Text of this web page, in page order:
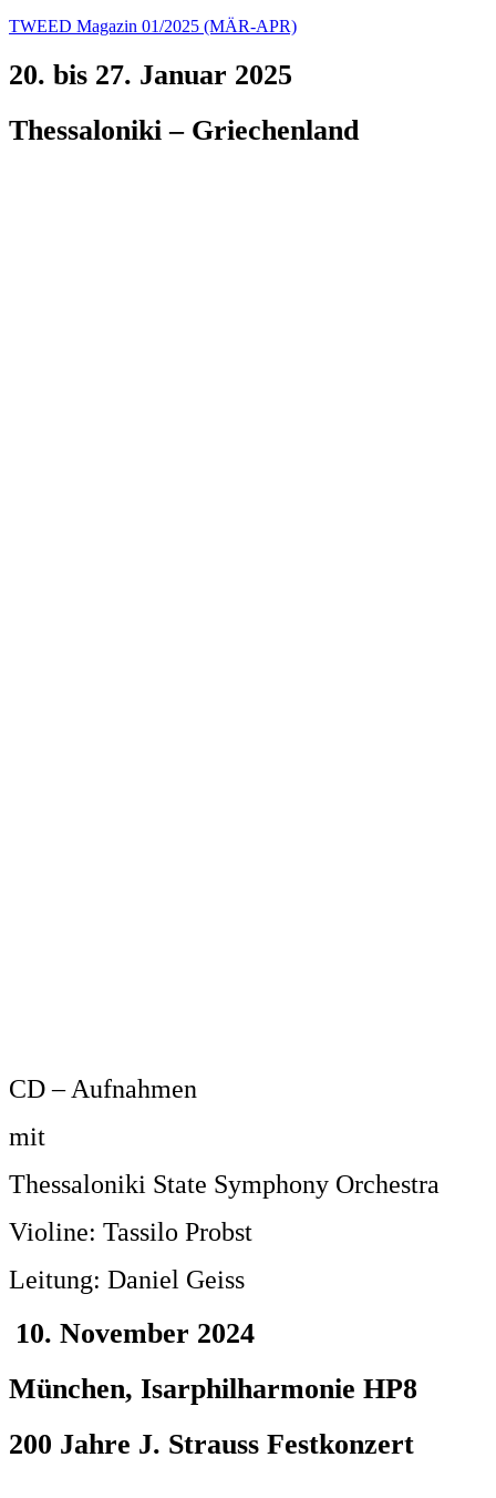
TWEED Magazin 01/2025 (MÄR-APR)
20. bis 27. Januar 2025
Thessaloniki – Griechenland
CD – Aufnahmen
mit
Thessaloniki State Symphony Orchestra
Violine: Tassilo Probst
Leitung: Daniel Geiss
10. November 2024
München, Isarphilharmonie HP8
200 Jahre J. Strauss Festkonzert